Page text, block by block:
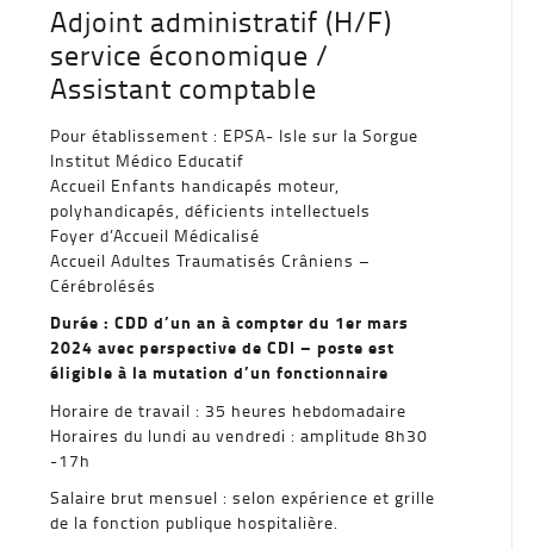
Adjoint administratif (H/F)
service économique /
Assistant comptable
Pour établissement : EPSA- Isle sur la Sorgue
Institut Médico Educatif
Accueil Enfants handicapés moteur,
polyhandicapés, déficients intellectuels
Foyer d’Accueil Médicalisé
Accueil Adultes Traumatisés Crâniens –
Cérébrolésés
Durée : CDD d’un an à compter du 1er mars
2024 avec perspective de CDI – poste est
éligible à la mutation d’un fonctionnaire
Horaire de travail : 35 heures hebdomadaire
Horaires du lundi au vendredi : amplitude 8h30
-17h
Salaire brut mensuel : selon expérience et grille
de la fonction publique hospitalière.